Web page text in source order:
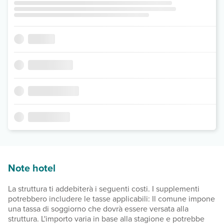
Note hotel
La struttura ti addebiterà i seguenti costi. I supplementi
potrebbero includere le tasse applicabili: Il comune impone
una tassa di soggiorno che dovrà essere versata alla
struttura. L'importo varia in base alla stagione e potrebbe